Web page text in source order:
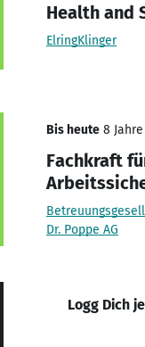
Health and
ElringKlinger
Bis heute 8
Fachkraft
Dr. Poppe AG
Logg Dich